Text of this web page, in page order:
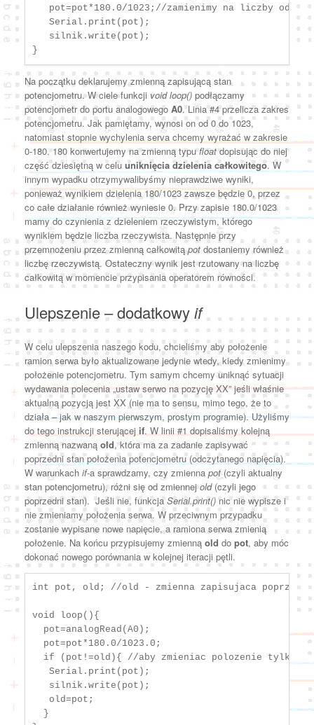
pot=pot*180.0/1023;//zamienimy na liczby od 0
   Serial.print(pot);
   silnik.write(pot);
}
Na początku deklarujemy zmienną zapisującą stan
potencjometru. W ciele funkcji void loop() podłączamy
potencjometr do portu analogowego A0. Linia #4 przelicza zakres
potencjometru. Jak pamiętamy, wynosi on od 0 do 1023,
natomiast stopnie wychylenia serva chcemy wyrażać w zakresie
0-180. 180 konwertujemy na zmienną typufloatdopisując do niej
część dziesiętną w celu uniknięcia dzielenia całkowitego. W
innym wypadku otrzymywalibyśmy nieprawdziwe wyniki,
ponieważ wynikiem dzielenia 180/1023 zawsze będzie 0, przez
co całe działanie również wyniesie 0. Przy zapisie 180.0/1023
mamy do czynienia z dzieleniem rzeczywistym, którego
wynikiem będzie liczba rzeczywista. Następnie przy
przemnożeniu przez zmienną całkowitąpot dostaniemy również
liczbę rzeczywistą. Ostateczny wynik jest rzutowany na liczbę
całkowitą w momencie przypisania operatorem równości.
Ulepszenie – dodatkowyif
W celu ulepszenia naszego kodu, chcieliśmy aby położenie
ramion serwa było aktualizowane jedynie wtedy, kiedy zmienimy
położenie potencjometru. Tym samym chcemy uniknąć sytuacji
wydawania polecenia „ustaw serwo na pozycję XX” jeśli właśnie
aktualną pozycją jest XX (nie ma to sensu, mimo tego, że to
działa – jak w naszym pierwszym, prostym programie). Użyliśmy
do tego instrukcji sterującej if. W linii #1 dopisaliśmy kolejną
zmienną nazwaną old, która ma za zadanie zapisywać
poprzedni stan położenia potencjometru (odczytanego napięcia).
W warunkach if-a sprawdzamy, czy zmienna pot(czyli aktualny
stan potencjometru), różni się od zmiennejold(czyli jego
poprzedni stan). Jeśli nie, funkcjaSerial.print()nic nie wypisze i
nie zmieniamy położenia serwa. W przeciwnym przypadku
zostanie wypisane nowe napięcie, a ramiona serwa zmienią
położenie. Na końcu przypisujemy zmienną old do pot, aby móc
dokonać nowego porównania w kolejnej iteracji pętli.
int pot, old; //old - zmienna zapisujaca poprzedni
void loop(){
  pot=analogRead(A0);
  pot=pot*180.0/1023.0;
if (pot!=old){ //aby zmieniac polozenie tylko
   Serial.print(pot);
   silnik.write(pot);
   old=pot;
  }